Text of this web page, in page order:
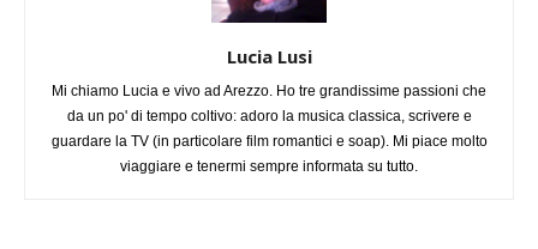
Lucia Lusi
Mi chiamo Lucia e vivo ad Arezzo. Ho tre grandissime passioni che
da un po' di tempo coltivo: adoro la musica classica, scrivere e
guardare la TV (in particolare film romantici e soap). Mi piace molto
viaggiare e tenermi sempre informata su tutto.